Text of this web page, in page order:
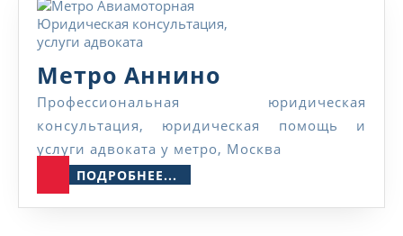
Метро Аннино
Аннино
Профессиональная юридическая
консультация, юридическая помощь и
услуги адвоката у метро, Москва
ПОДРОБНЕЕ...